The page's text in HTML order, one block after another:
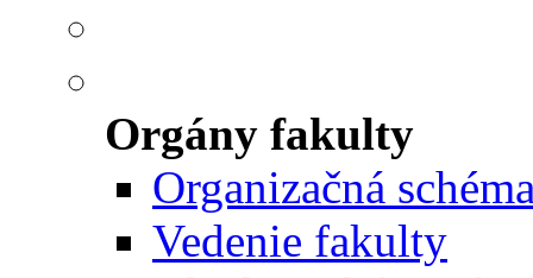
Orgány fakulty
Organizačná
Vedenie fakulty